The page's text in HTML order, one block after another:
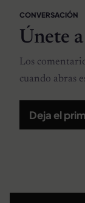
CONVERSACIÓN
Únete
Los
cuando abras
Deja el